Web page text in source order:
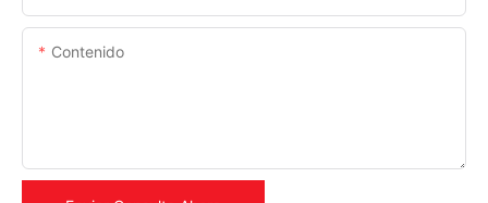
Contenido